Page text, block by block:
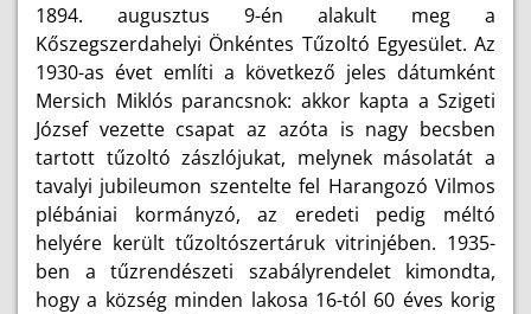
1894. augusztus 9-én alakult meg a
Kőszegszerdahelyi Önkéntes Tűzoltó Egyesület. Az
1930-as évet említi a következő jeles dátumként
Mersich Miklós parancsnok: akkor kapta a Szigeti
József vezette csapat az azóta is nagy becsben
tartott tűzoltó zászlójukat, melynek másolatát a
tavalyi jubileumon szentelte fel Harangozó Vilmos
plébániai kormányzó, az eredeti pedig méltó
helyére került tűzoltószertáruk vitrinjében. 1935-
ben a tűzrendészeti szabályrendelet kimondta,
hogy a község minden lakosa 16-tól 60 éves korig